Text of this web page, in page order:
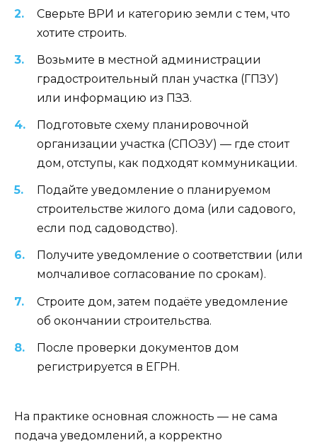
Сверьте ВРИ и категорию земли с тем, что
хотите строить.
Возьмите в местной администрации
градостроительный план участка (ГПЗУ)
или информацию из ПЗЗ.
Подготовьте схему планировочной
организации участка (СПОЗУ) — где стоит
дом, отступы, как подходят коммуникации.
Подайте уведомление о планируемом
строительстве жилого дома (или садового,
если под садоводство).
Получите уведомление о соответствии (или
молчаливое согласование по срокам).
Строите дом, затем подаёте уведомление
об окончании строительства.
После проверки документов дом
регистрируется в ЕГРН.
На практике основная сложность — не сама
подача уведомлений, а корректно